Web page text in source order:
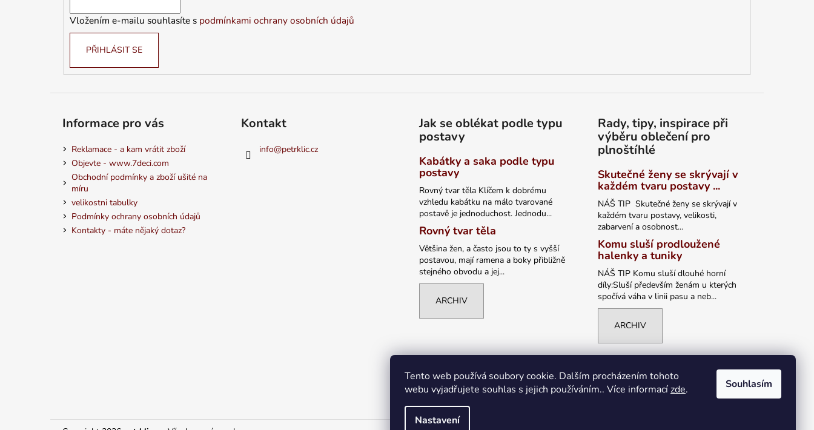
Tento web používá soubory cookie. Dalším procházením tohoto
webu vyjadřujete souhlas s jejich používáním.. Více informacízde.
Nastavení
Souhlasím
Vložením e-mailu souhlasíte s podmínkami ochrany osobních údajů
PŘIHLÁSIT SE
Informace pro vás
Reklamace - a kam vrátit zboží
Objevte - www.7deci.com
Obchodní podmínky a zboží ušité na
míru
velikostni tabulky
Podmínky ochrany osobních údajů
Kontakty - máte nějaký dotaz?
Kontakt
info@petrklic.cz
Jak se oblékat podle typu
postavy
Kabátky a saka podle typu
postavy
Rovný tvar těla Klíčem k dobrému
vzhledu kabátku na málo tvarované
postavě je jednoduchost. Jednodu...
Rovný tvar těla
Většina žen, a často jsou to ty s vyšší
postavou, mají ramena a boky přibližně
stejného obvodu a jej...
ARCHIV
Rady, tipy, inspirace při
výběru oblečení pro
plnoštíhlé
Skutečné ženy se skrývají v
každém tvaru postavy ...
NÁŠ TIP Skutečné ženy se skrývají v
každém tvaru postavy, velikosti,
zabarvení a osobnost...
Komu sluší prodloužené
halenky a tuniky
NÁŠ TIP Komu sluší dlouhé horní
díly:Sluší především ženám u kterých
spočívá váha v linii pasu a neb...
ARCHIV